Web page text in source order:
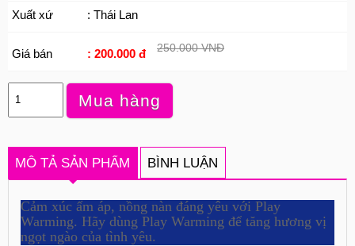
Xuất xứ : Thái Lan
Giá bán : 200.000 đ 250.000 VNĐ
Mua hàng
MÔ TẢ SẢN PHẨM BÌNH LUẬN
Cảm xúc ấm áp, nồng nàn đáng yêu với Play
Warming. Hãy dùng Play Warming để tăng hương vị
ngọt ngào của tình yêu.